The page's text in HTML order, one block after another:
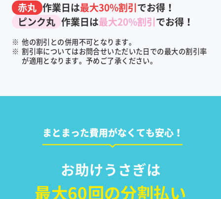
赤丸 作業日は最大30%割引でお得！
ピンク丸 作業日は最大20%割引でお得！
※ 他の割引との併用不可となります。
※ 割引率についてはお問合せいただいた日での最大の割引率
が適用となります。予めご了承ください。
まとまった費用がなくても安心！
お助けうさぎは
最大60回の分割払い